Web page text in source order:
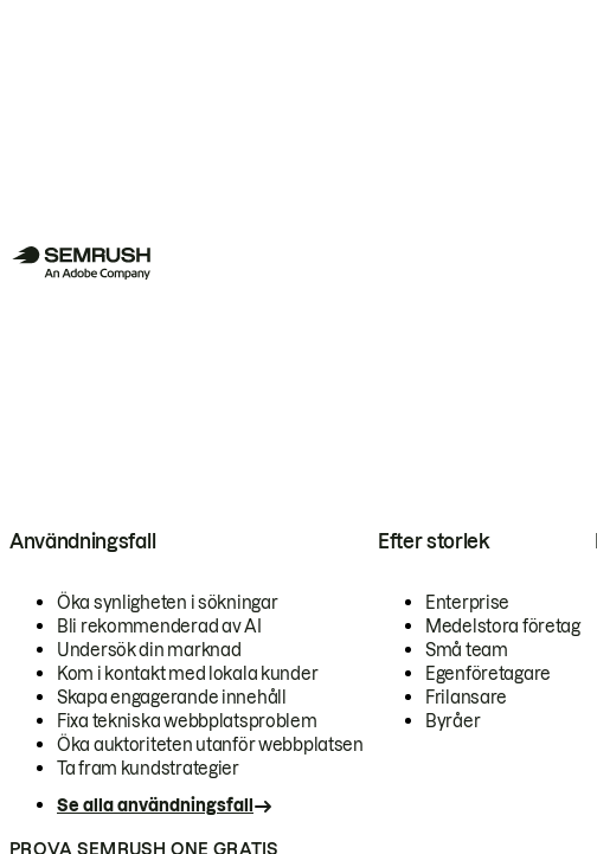
Användningsfall
Öka synligheten i sökningar
Bli rekommenderad av AI
Undersök din marknad
Kom i kontakt med lokala kunder
Skapa engagerande innehåll
Fixa tekniska webbplatsproblem
Öka auktoriteten utanför webbplatsen
Ta fram kundstrategier
Se alla användningsfall
Efter storlek
Enterprise
Medelstora företag
Små team
Egenföretagare
Frilansare
Byråer
PROVA SEMRUSH ONE GRATIS